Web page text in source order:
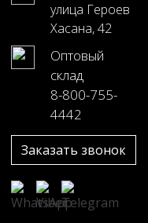
улица Героев
Хасана, 42
Оптовый
склад
8-800-755-
4442
Заказать звонок